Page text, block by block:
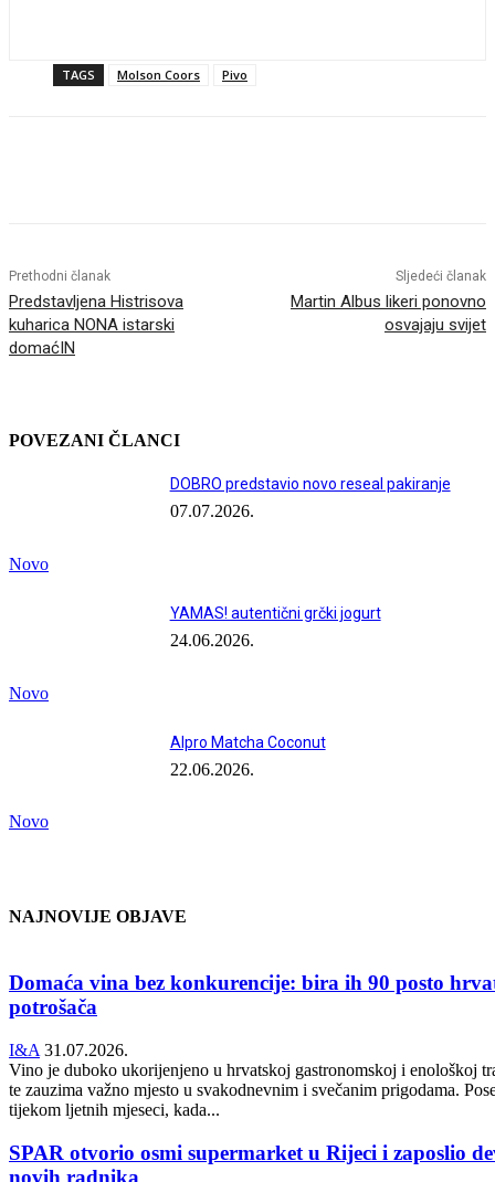
TAGS Molson Coors Pivo
Prethodni članak
Predstavljena Histrisova
kuharica NONA istarski
domaćIN
Sljedeći članak
Martin Albus likeri ponovno
osvajaju svijet
POVEZANI ČLANCI
Novo
DOBRO predstavio novo reseal pakiranje
07.07.2026.
Novo
YAMAS! autentični grčki jogurt
24.06.2026.
Novo
Alpro Matcha Coconut
22.06.2026.
NAJNOVIJE OBJAVE
Domaća vina bez konkurencije: bira ih 90 posto
potrošača
I&A 31.07.2026.
Vino je duboko ukorijenjeno u hrvatskoj gastronomskoj i enološkoj
te zauzima važno mjesto u svakodnevnim i svečanim prigodama.
tijekom ljetnih mjeseci, kada...
SPAR otvorio osmi supermarket u Rijeci i zaposlio
novih radnika